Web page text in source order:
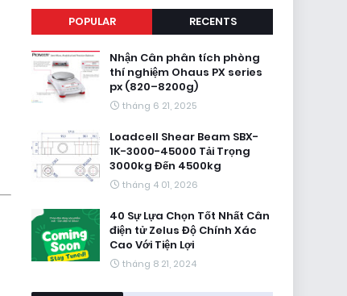
POPULAR RECENTS
Nhận Cân phân tích phòng
thí nghiệm Ohaus PX series
px (820–8200g)
tháng 6 21, 2025
Loadcell Shear Beam SBX-
1K-3000-45000 Tải Trọng
3000kg Đến 4500kg
tháng 4 01, 2026
40 Sự Lựa Chọn Tốt Nhất Cân
điện tử Zelus Độ Chính Xác
Cao Với Tiện Lợi
tháng 8 21, 2024